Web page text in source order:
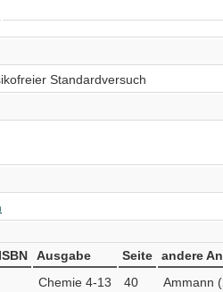
Standardversuch
ISBN Ausgabe Seite
andere
Chemie 4-13 40 Ammann